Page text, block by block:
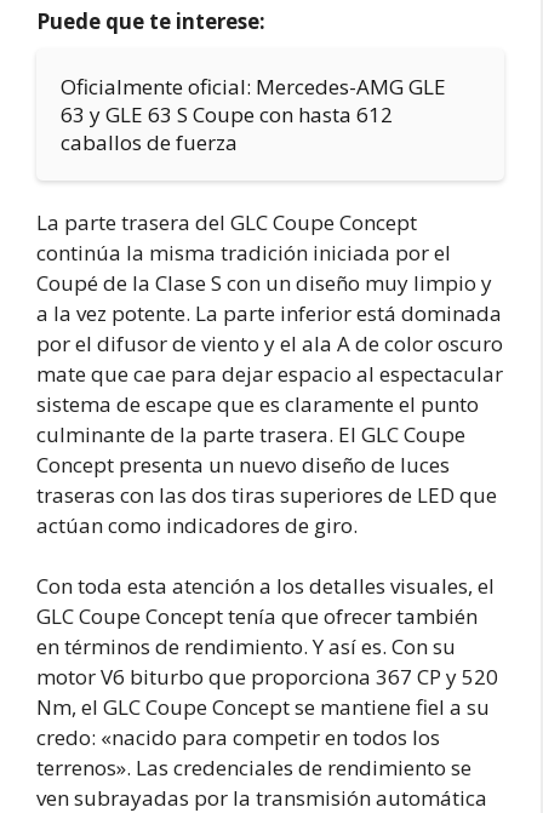
Puede que te interese:
Oficialmente oficial: Mercedes-AMG GLE
63 y GLE 63 S Coupe con hasta 612
caballos de fuerza
La parte trasera del GLC Coupe Concept
continúa la misma tradición iniciada por el
Coupé de la Clase S con un diseño muy limpio y
a la vez potente. La parte inferior está dominada
por el difusor de viento y el ala A de color oscuro
mate que cae para dejar espacio al espectacular
sistema de escape que es claramente el punto
culminante de la parte trasera. El GLC Coupe
Concept presenta un nuevo diseño de luces
traseras con las dos tiras superiores de LED que
actúan como indicadores de giro.
Con toda esta atención a los detalles visuales, el
GLC Coupe Concept tenía que ofrecer también
en términos de rendimiento. Y así es. Con su
motor V6 biturbo que proporciona 367 CP y 520
Nm, el GLC Coupe Concept se mantiene fiel a su
credo: «nacido para competir en todos los
terrenos». Las credenciales de rendimiento se
ven subrayadas por la transmisión automática